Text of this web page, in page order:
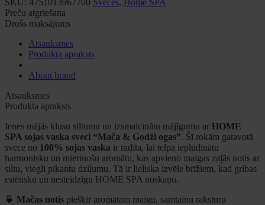
Preču atgriešana
Drošs maksājums
Atsauksmes
Produkta apraksts
About brand
Atsauksmes
Produkta apraksts
Ienes mājās klusu siltumu un izsmalcinātu mājīgumu ar HOME
SPA sojas vaska sveci “Mača & Godži ogas”. Šī rokām gatavotā
svece no 100% sojas vaska ir radīta, lai telpā iepludinātu
harmonisku un mierinošu aromātu, kas apvieno maigas zaļās notis ar
siltu, viegli pikantu dziļumu. Tā ir lieliska izvēle brīžiem, kad gribas
estētisku un nesteidzīgu HOME SPA noskaņu.
🍵 Mačas notis piešķir aromātam maigu, samtainu raksturu